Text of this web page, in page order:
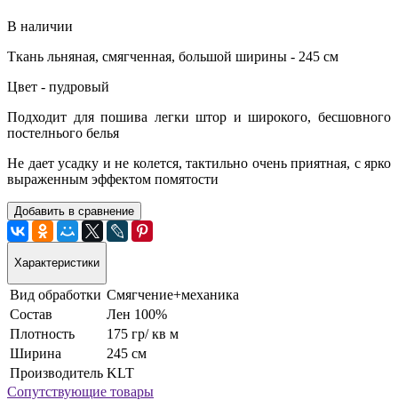
В наличии
Ткань льняная, смягченная, большой ширины - 245 см
Цвет - пудровый
Подходит для пошива легки штор и широкого, бесшовного
постелнього белья
Не дает усадку и не колется, тактильно очень приятная, с ярко
выраженным эффектом помятости
Добавить в сравнение
Характеристики
Вид обработки Смягчение+механика
Состав
Лен 100%
Плотность
175 гр/ кв м
Ширина
245 см
Производитель KLT
Сопутствующие товары